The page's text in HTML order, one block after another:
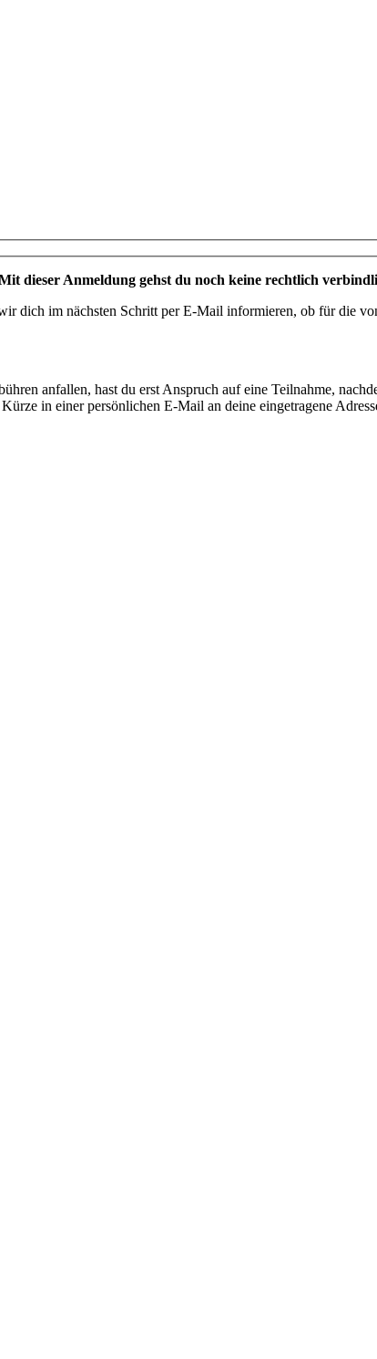
dieser Anmeldung gehst du noch keine rechtlich
dich im nächsten Schritt per E-Mail informieren, ob für die
anfallen, hast du erst Anspruch auf eine Teilnahme,
in einer persönlichen E-Mail an deine eingetragene